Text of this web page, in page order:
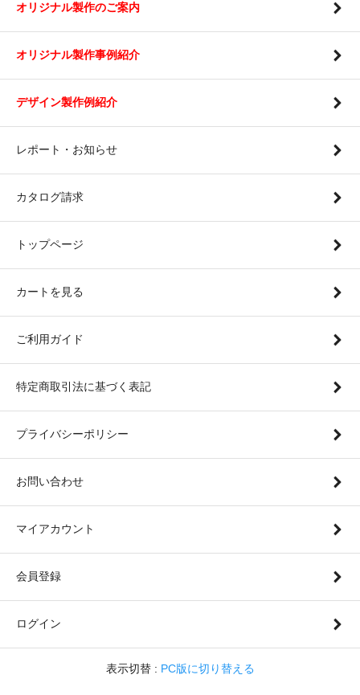
オリジナル製作のご案内
オリジナル製作事例紹介
デザイン製作例紹介
レポート・お知らせ
カタログ請求
トップページ
カートを見る
ご利用ガイド
特定商取引法に基づく表記
プライバシーポリシー
お問い合わせ
マイアカウント
会員登録
ログイン
表示切替 : PC版に切り替える